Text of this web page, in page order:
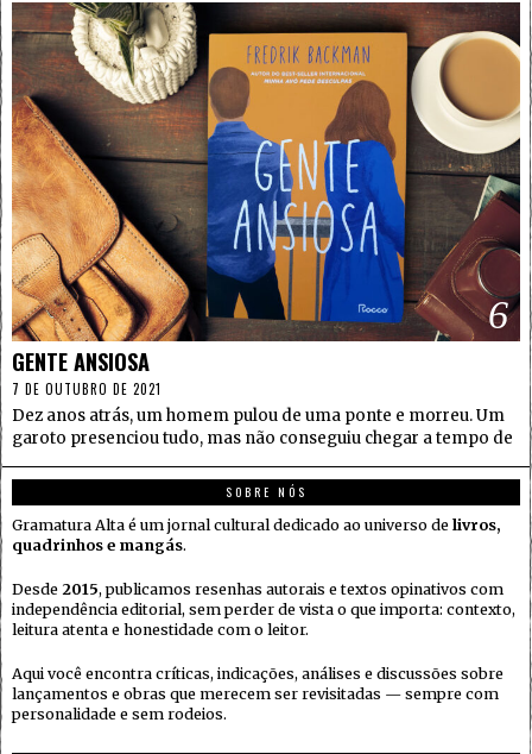
6
GENTE ANSIOSA
7 DE OUTUBRO DE 2021
Dez anos atrás, um homem pulou de uma ponte e morreu. Um
garoto presenciou tudo, mas não conseguiu chegar a tempo de
SOBRE NÓS
Gramatura Alta é um jornal cultural dedicado ao universo de livros,
quadrinhos e mangás.
Desde 2015, publicamos resenhas autorais e textos opinativos com
independência editorial, sem perder de vista o que importa: contexto,
leitura atenta e honestidade com o leitor.
Aqui você encontra críticas, indicações, análises e discussões sobre
lançamentos e obras que merecem ser revisitadas — sempre com
personalidade e sem rodeios.